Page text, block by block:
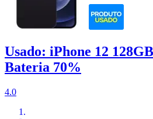
Usado: iPhone 12
Bateria 70%
4.0